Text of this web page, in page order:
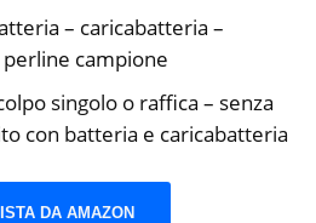
– caricabatteria –
campione
singolo o raffica – senza
con batteria e caricabatteria
DA AMAZON